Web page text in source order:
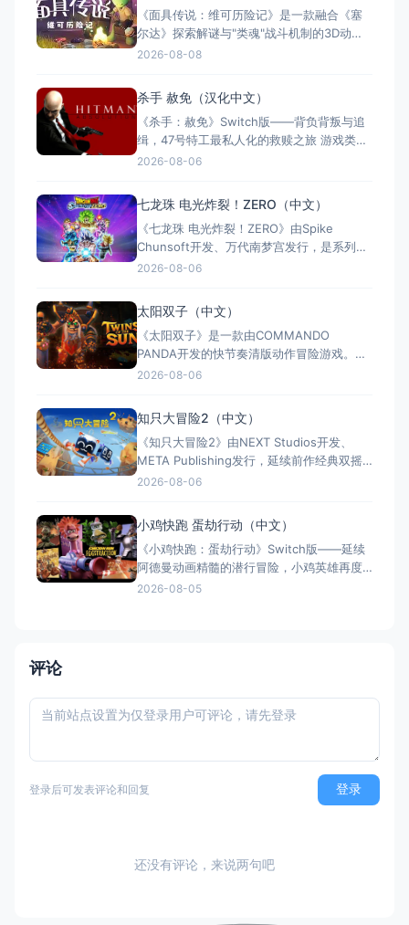
《面具传说：维可历险记》是一款融合《塞
尔达》探索解谜与"类魂"战斗机制的3D动作
冒险游戏。玩家扮演冒险家维可，在奇幻世
程，Switch版售价$21.99。Steam玩家评
测"多半好评"，好评率85%，以创意谜题与扎
实的打击
2026-08-08
杀手 赦免（汉化中文）
《杀手：赦免》Switch版——背负背叛与追
缉，47号特工最私人化的救赎之旅 游戏类
型：动作冒险类（第三人称潜行暗杀 × 动作
称：杀手：赦免（官方繁体中文定名） 美国
名称：Hitman: Absoluti
2026-08-06
七龙珠 电光炸裂！ZERO（中文）
《七龙珠 电光炸裂！ZERO》由Spike
Chunsoft开发、万代南梦宫发行，是系列暌
违17年的正统续作。Switch及Switch 2双平
的高速3D格斗为核心，支持体感操控与全区
中文，融合故事、竞技与创作多种模式。
2026-08-06
太阳双子（中文）
《太阳双子》是一款由COMMANDO
PANDA开发的快节奏清版动作冒险游戏。双
胞胎兄弟为拯救被掳走的妹妹，踏上横跨荒
佳选择；25个手工关卡、史诗头目战与即时
强化系统带来丰富体验。全区中文支持，容
量仅1GB，Switch/S
2026-08-06
知只大冒险2（中文）
《知只大冒险2》由NEXT Studios开发、
META Publishing发行，延续前作经典双摇
杆控制双腿的玩法，首次支持最多4人联机合
持跨平台联机与全区中文，2025年11月5日
全平台发售，Switch港服约73
2026-08-06
小鸡快跑 蛋劫行动（中文）
《小鸡快跑：蛋劫行动》Switch版——延续
阿德曼动画精髓的潜行冒险，小鸡英雄再度
集结 游戏类型：动作冒险类（潜行 × 动作平
2026-08-05
评论
登录后可发表评论和回复 登录
还没有评论，来说两句吧